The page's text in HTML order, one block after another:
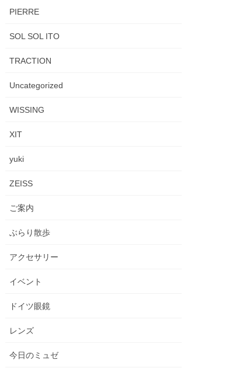
PIERRE
SOL SOL ITO
TRACTION
Uncategorized
WISSING
XIT
yuki
ZEISS
ご案内
ぶらり散歩
アクセサリー
イベント
ドイツ眼鏡
レンズ
今日のミュゼ